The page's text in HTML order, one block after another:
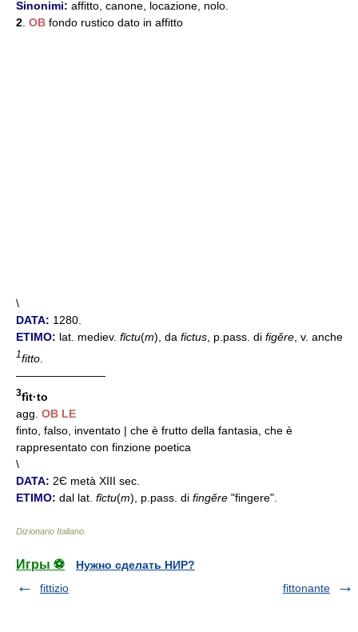
Sinonimi: affitto, canone, locazione, nolo.
2. OB fondo rustico dato in affitto
\
DATA: 1280.
ETIMO: lat. mediev. fīctu(m), da fictus, p.pass. di figĕre, v. anche
1fitto
————————
3fìt·to
agg. OB LE
finto, falso, inventato | che è frutto della fantasia, che è
rappresentato con finzione poetica
\
DATA: 2Є metà XIII sec.
ETIMO: dal lat. fīctu(m), p.pass. di fingĕre "fingere".
Dizionario Italiano
Игры ⚽
Нужно сделать НИР?
fittizio
fittonante